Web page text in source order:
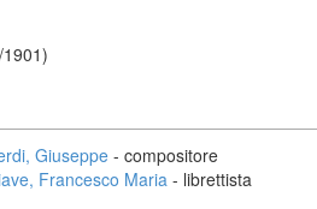
Giuseppe - compositore
Francesco Maria- librettista